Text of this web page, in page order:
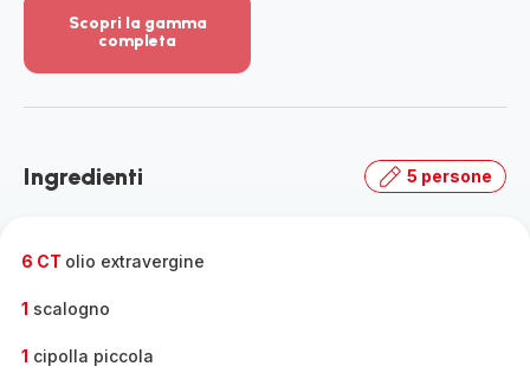
Scopri la gamma
completa
dettagli
la
Ingredienti 5 persone
6 CT olio extravergine
1 scalogno
1 cipolla piccola